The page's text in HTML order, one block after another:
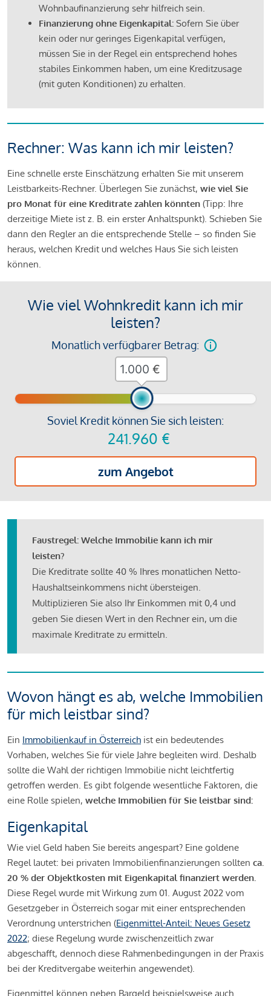
Wohnbaufinanzierung sehr hilfreich sein.
Finanzierung ohne Eigenkapital: Sofern Sie über
kein oder nur geringes Eigenkapital verfügen,
müssen Sie in der Regel ein entsprechend hohes
stabiles Einkommen haben, um eine Kreditzusage
(mit guten Konditionen) zu erhalten.
Rechner: Was kann ich mir leisten?
Eine schnelle erste Einschätzung erhalten Sie mit unserem
Leistbarkeits-Rechner. Überlegen Sie zunächst, wie viel Sie
pro Monat für eine Kreditrate zahlen könnten (Tipp: Ihre
derzeitige Miete ist z. B. ein erster Anhaltspunkt). Schieben Sie
dann den Regler an die entsprechende Stelle – so finden Sie
heraus, welchen Kredit und welches Haus Sie sich leisten
können.
Wie viel Wohnkredit kann ich mir
leisten?
Monatlich verfügbarer Betrag:
Soviel Kredit können Sie sich leisten:
241.960 €
zum Angebot
€
Faustregel: Welche Immobilie kann ich mir
leisten?
Die Kreditrate sollte 40 % Ihres monatlichen Netto-
Haushaltseinkommens nicht übersteigen.
Multiplizieren Sie also Ihr Einkommen mit 0,4 und
geben Sie diesen Wert in den Rechner ein, um die
maximale Kreditrate zu ermitteln.
Wovon hängt es ab, welche Immobilien
für mich leistbar sind?
Ein Immobilienkauf in Österreich ist ein bedeutendes
Vorhaben, welches Sie für viele Jahre begleiten wird. Deshalb
sollte die Wahl der richtigen Immobilie nicht leichtfertig
getroffen werden. Es gibt folgende wesentliche Faktoren, die
eine Rolle spielen, welche Immobilien für Sie leistbar sind:
Eigenkapital
Wie viel Geld haben Sie bereits angespart? Eine goldene
Regel lautet: bei privaten Immobilienfinanzierungen sollten ca.
20 % der Objektkosten mit Eigenkapital finanziert werden.
Diese Regel wurde mit Wirkung zum 01. August 2022 vom
Gesetzgeber in Österreich sogar mit einer entsprechenden
Verordnung unterstrichen (Eigenmittel-Anteil: Neues Gesetz
2022; diese Regelung wurde zwischenzeitlich zwar
abgeschafft, dennoch diese Rahmenbedingungen in der Praxis
bei der Kreditvergabe weiterhin angewendet).
Eigenmittel können neben Bargeld beispielsweise auch